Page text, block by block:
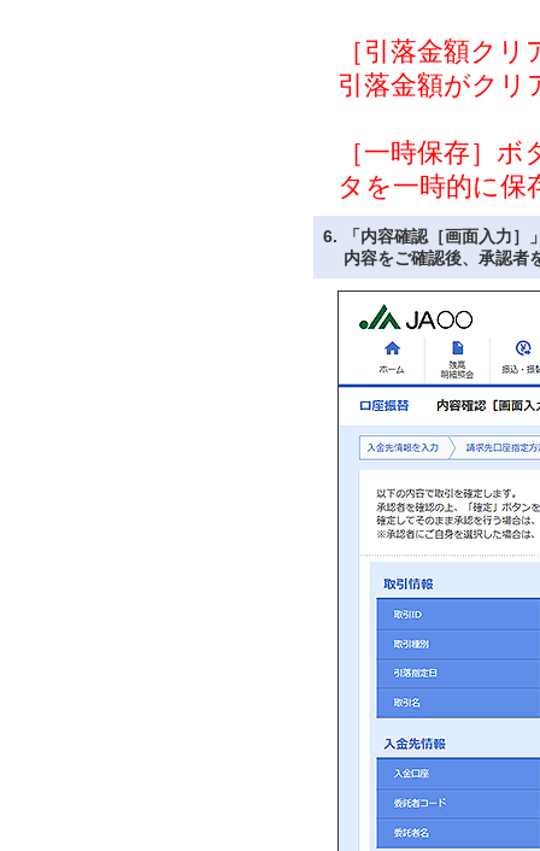
［引落金額ク
引落金額がクリ
［一時保存］
タを一時的に
6.
「内容確認［画面入力
内容をご確認後、承認者